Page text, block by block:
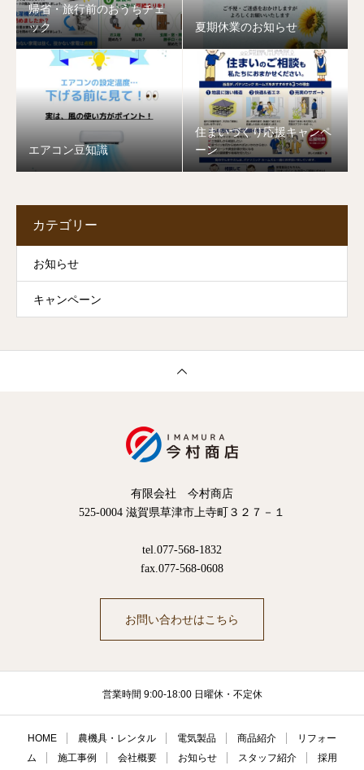
帰省・旅行前のおうちチェ
ック
夏期休業のお知らせ
エアコン豆知識
住まいづくり応援キャンペ
ーン
カテゴリー
お知らせ
キャンペーン
有限会社 今村商店
525-0004 滋賀県草津市上寺町３２７－１
tel.077-568-1832
fax.077-568-0608
お問い合わせはこちら
営業時間 9:00-18:00 日曜休・不定休
HOME 農機具・レンタル 電気製品 商品紹介
リフォー
ム
施工事例 会社概要 お知らせ スタッフ紹介 採用